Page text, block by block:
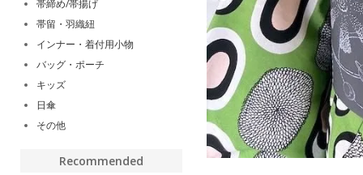
帯締め/帯揚げ
帯留・羽織紐
インナー・着付用小物
バッグ・ポーチ
キッズ
日傘
その他
Recommended